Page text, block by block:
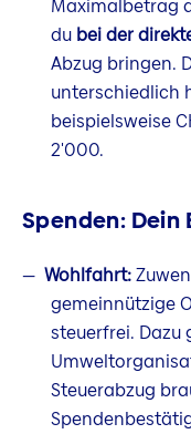
Maximalbetrag
du bei der
Abzug bringen.
unterschiedlich
beispielsweise
2'000.
Spenden:
Wohlfahrt:
gemeinnützige
steuerfrei. Dazu
Steuerabzug